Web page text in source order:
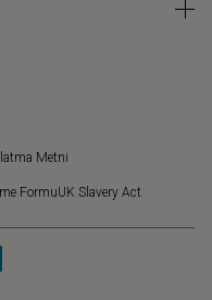
Metni
FormuUK Slavery Act